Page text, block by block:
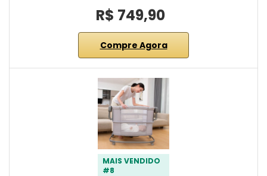
R$ 749,90
Compre Agora
MAIS VENDIDO
#8